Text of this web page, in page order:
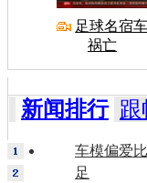
足球名宿车
祸亡
新闻排行 跟
车模偏爱
足